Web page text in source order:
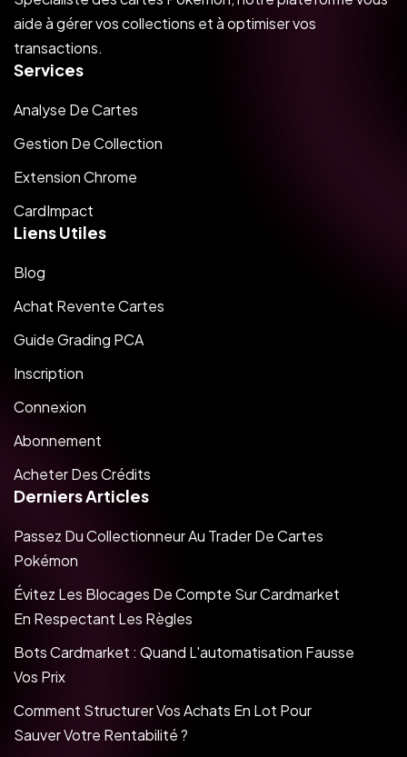
aide à gérer vos collections et à optimiser vos
transactions.
Services
Analyse De Cartes
Gestion De Collection
Extension Chrome
CardImpact
Liens Utiles
Blog
Achat Revente Cartes
Guide Grading PCA
Inscription
Connexion
Abonnement
Acheter Des Crédits
Derniers Articles
Passez Du Collectionneur Au Trader De Cartes
Pokémon
Évitez Les Blocages De Compte Sur Cardmarket
En Respectant Les Règles
Bots Cardmarket : Quand L'automatisation Fausse
Vos Prix
Comment Structurer Vos Achats En Lot Pour
Sauver Votre Rentabilité ?